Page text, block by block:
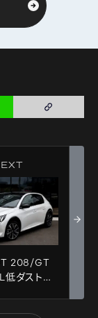
208/GT
低ダストパ